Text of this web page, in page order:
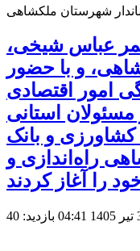
شهرستان ملکشاهی
عباس شیخی،
و با حضور
امور اقتصادی
مسئولان استانی
و بانک
راه‌اندازی و
را آغاز کردند
بازدید: 40